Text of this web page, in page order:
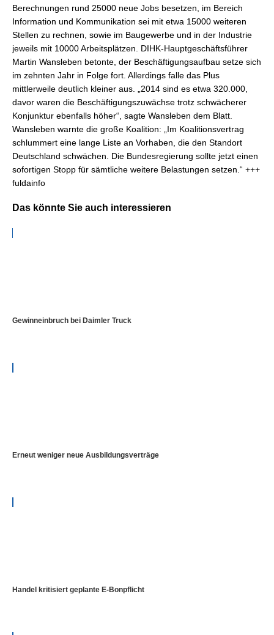
Berechnungen rund 25000 neue Jobs besetzen, im Bereich
Information und Kommunikation sei mit etwa 15000 weiteren
Stellen zu rechnen, sowie im Baugewerbe und in der Industrie
jeweils mit 10000 Arbeitsplätzen. DIHK-Hauptgeschäftsführer
Martin Wansleben betonte, der Beschäftigungsaufbau setze sich
im zehnten Jahr in Folge fort. Allerdings falle das Plus
mittlerweile deutlich kleiner aus. „2014 sind es etwa 320.000,
davor waren die Beschäftigungszuwächse trotz schwächerer
Konjunktur ebenfalls höher“, sagte Wansleben dem Blatt.
Wansleben warnte die große Koalition: „Im Koalitionsvertrag
schlummert eine lange Liste an Vorhaben, die den Standort
Deutschland schwächen. Die Bundesregierung sollte jetzt einen
sofortigen Stopp für sämtliche weitere Belastungen setzen.“ +++
fuldainfo
Das könnte Sie auch interessieren
Gewinneinbruch bei Daimler Truck
Erneut weniger neue Ausbildungsverträge
Handel kritisiert geplante E-Bonpflicht